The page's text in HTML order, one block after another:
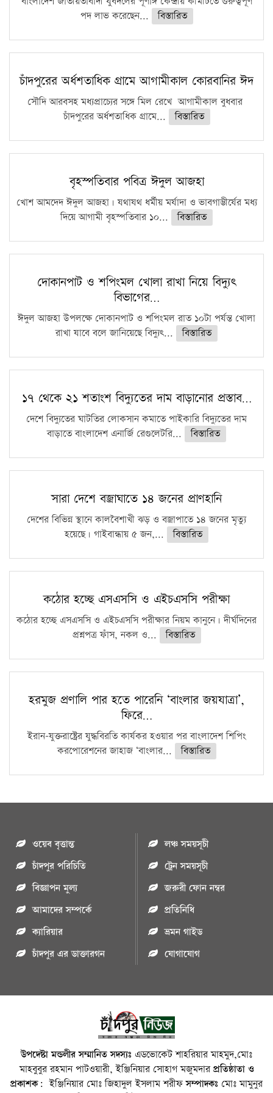
পদ লাভ করেছেন...
বিস্তারিত
চাঁদপুরের অর্ধশতাধিক গ্রামে আগামীকাল কোরবানির ঈদ
সৌদি আরবসহ মধ্যপ্রাচ্যের সঙ্গে মিল রেখে আগামীকাল বুধবার
চাঁদপুরের অর্ধশতাধিক গ্রামে...
বিস্তারিত
বৃহস্পতিবার পবিত্র ঈদুল আজহা
খোশ আমদেদ ঈদুল আজহা। যথাযথ ধর্মীয় মর্যাদা ও ভাবগাম্ভীর্যের মধ্য
দিয়ে আগামী বৃহস্পতিবার ১০...
বিস্তারিত
দোকানপাট ও শপিংমল খোলা রাখা নিয়ে বিদ্যুৎ
বিভাগের…
ঈদুল আজহা উপলক্ষে দোকানপাট ও শপিংমল রাত ১০টা পর্যন্ত খোলা
রাখা যাবে বলে জানিয়েছে বিদ্যুৎ...
বিস্তারিত
১৭ থেকে ২১ শতাংশ বিদ্যুতের দাম বাড়ানোর প্রস্তাব…
দেশে বিদ্যুতের ঘাটতির লোকসান কমাতে পাইকারি বিদ্যুতের দাম
বাড়াতে বাংলাদেশ এনার্জি রেগুলেটরি...
বিস্তারিত
সারা দেশে বজ্রাঘাতে ১৪ জনের প্রাণহানি
দেশের বিভিন্ন স্থানে কালবৈশাখী ঝড় ও বজ্রাপাতে ১৪ জনের মৃত্যু
হয়েছে। গাইবান্ধায় ৫ জন,...
বিস্তারিত
কঠোর হচ্ছে এসএসসি ও এইচএসসি পরীক্ষা
কঠোর হচ্ছে এসএসসি ও এইচএসসি পরীক্ষার নিয়ম কানুনে। দীর্ঘদিনের
প্রশ্নপত্র ফাঁস, নকল ও...
বিস্তারিত
হরমুজ প্রণালি পার হতে পারেনি ‘বাংলার জয়যাত্রা’,
ফিরে…
ইরান-যুক্তরাষ্ট্রের যুদ্ধবিরতি কার্যকর হওয়ার পর বাংলাদেশ শিপিং
করপোরেশনের জাহাজ ‘বাংলার...
বিস্তারিত
ওয়েব বৃত্তান্ত
চাঁদপুর পরিচিতি
বিজ্ঞাপন মুল্য
আমাদের সম্পর্কে
ক্যারিয়ার
চাঁদপুর এর ডাক্তারগন
লঞ্চ সময়সূচী
ট্রেন সময়সূচী
জরুরী ফোন নম্বর
প্রতিনিধি
ভ্রমন গাইড
যোগাযোগ
উপদেষ্টা মন্ডলীর সম্মানিত সদস্যঃ এডভোকেট শাহরিয়ার মাহমুদ,মোঃ
মাহবুবুর রহমান পাটওয়ারী, ইঞ্জিনিয়ার সোহাগ মজুমদারপ্রতিষ্ঠাতা ও
প্রকাশক: ইঞ্জিনিয়ার মোঃ জিহাদুল ইসলাম শরীফসম্পাদকঃ মোঃ মামুনুর